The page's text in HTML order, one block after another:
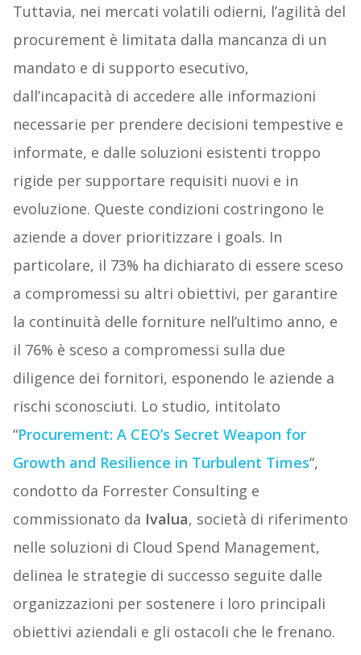
Tuttavia, nei mercati volatili odierni, l’agilità del
procurement è limitata dalla mancanza di un
mandato e di supporto esecutivo,
dall’incapacità di accedere alle informazioni
necessarie per prendere decisioni tempestive e
informate, e dalle soluzioni esistenti troppo
rigide per supportare requisiti nuovi e in
evoluzione. Queste condizioni costringono le
aziende a dover prioritizzare i goals. In
particolare, il 73% ha dichiarato di essere sceso
a compromessi su altri obiettivi, per garantire
la continuità delle forniture nell’ultimo anno, e
il 76% è sceso a compromessi sulla due
diligence dei fornitori, esponendo le aziende a
rischi sconosciuti. Lo studio, intitolato
“Procurement: A CEO’s Secret Weapon for
Growth and Resilience in Turbulent Times“,
condotto da Forrester Consulting e
commissionato da Ivalua, società di riferimento
nelle soluzioni di Cloud Spend Management,
delinea le strategie di successo seguite dalle
organizzazioni per sostenere i loro principali
obiettivi aziendali e gli ostacoli che le frenano.